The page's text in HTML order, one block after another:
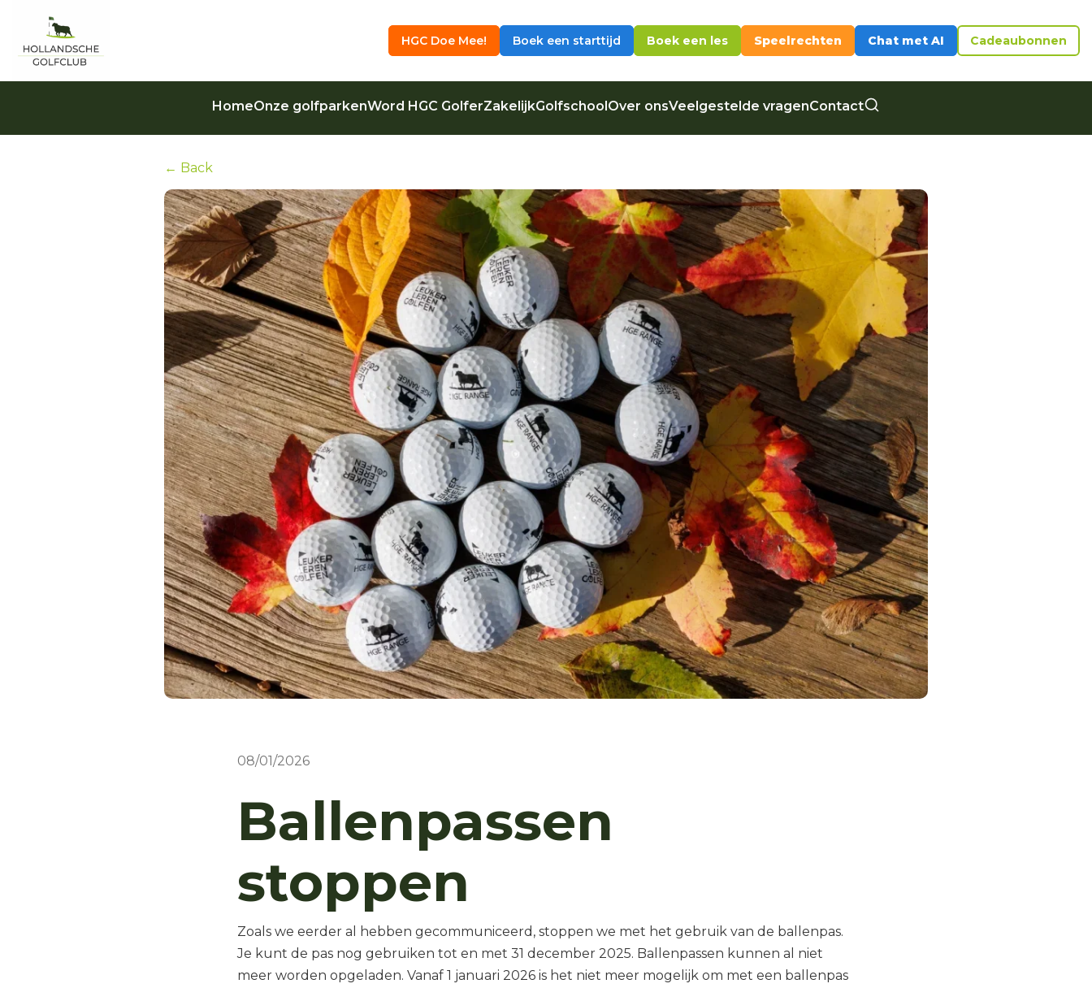
HGC Doe Mee! Boek een starttijd Boek een les Speelrechten Chat met AI Cadeaubonnen
HomeOnze golfparkenWord HGC GolferZakelijkGolfschool Over onsVeelgestelde vragenContact
← Back
08/01/2026
Ballenpassen
stoppen
Zoals we eerder al hebben gecommuniceerd, stoppen we met het gebruik van de ballenpas.
Je kunt de pas nog gebruiken tot en met 31 december 2025. Ballenpassen kunnen al niet
meer worden opgeladen. Vanaf 1 januari 2026 is het niet meer mogelijk om met een ballenpas